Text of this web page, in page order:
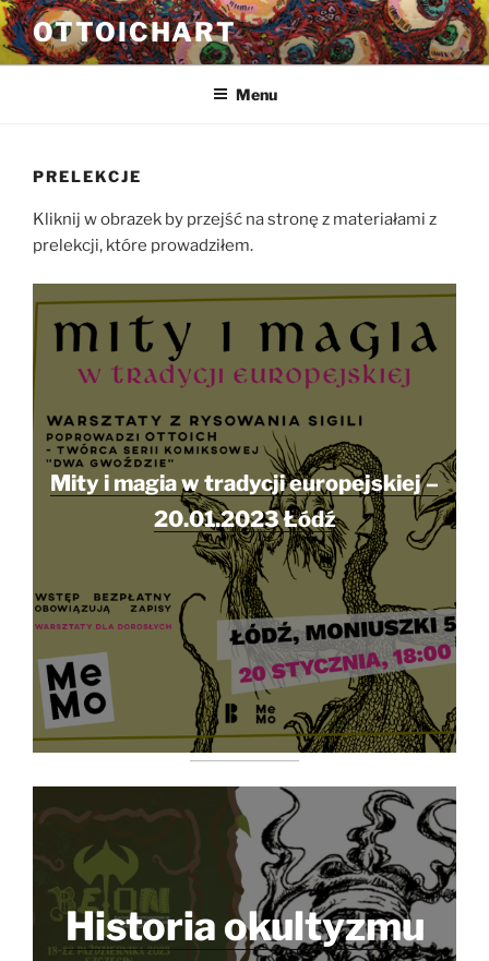
Przejdź
do
treści
OTTOICHART
Menu
PRELEKCJE
Kliknij w obrazek by przejść na stronę z materiałami z
prelekcji, które prowadziłem.
Mity i magia w tradycji europejskiej –
20.01.2023 Łódź
Historia okultyzmu